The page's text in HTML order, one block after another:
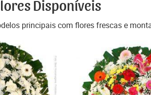
Disponíveis
principais com flores frescas e